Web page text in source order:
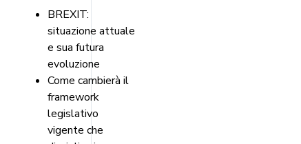
BREXIT:
situazione attuale
e sua futura
evoluzione
Come cambierà il
framework
legislativo
vigente che